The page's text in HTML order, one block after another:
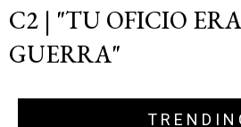
C2 | "TU OFICIO
GUERRA"